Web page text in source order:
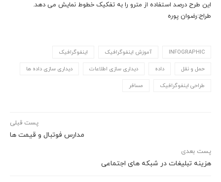
این طرح درصد استفاده از مترو را به تفکیک خطوط نمایش می دهد.
طراح:رضوان پوره
INFOGRAPHIC آموزش اینفوگرافیک اینفوگرافیک
حمل و نقل داده دیداری سازی اطلاعات دیداری سازی داده ها
طراحی اینفوگرافیک مسافر
پست قبلی
مدارس فوتبال و قیمت ها
پست بعدی
هزینه تبلیغات در شبکه های اجتماعی